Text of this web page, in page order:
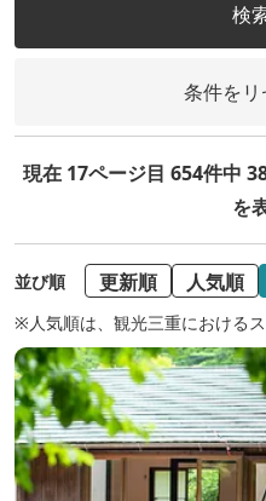
検
条件を
現在 17ページ目 654件中
を
並び順 更新順 人気順
※人気順は、観光三重における